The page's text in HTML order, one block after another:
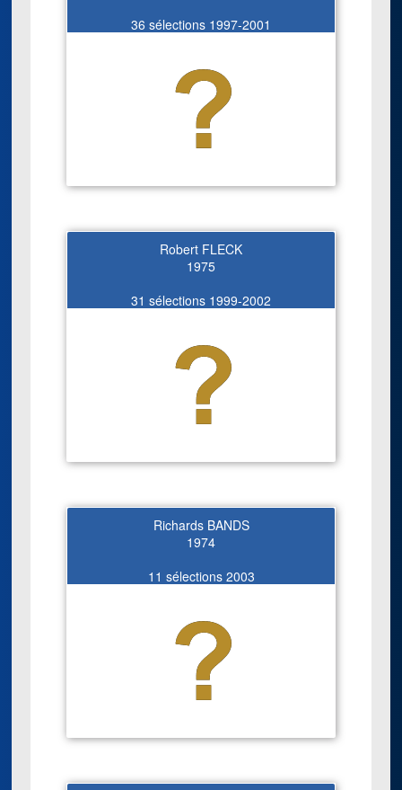
36 sélections 1997-2001
Robert FLECK
1975
31 sélections 1999-2002
Richards BANDS
1974
11 sélections 2003